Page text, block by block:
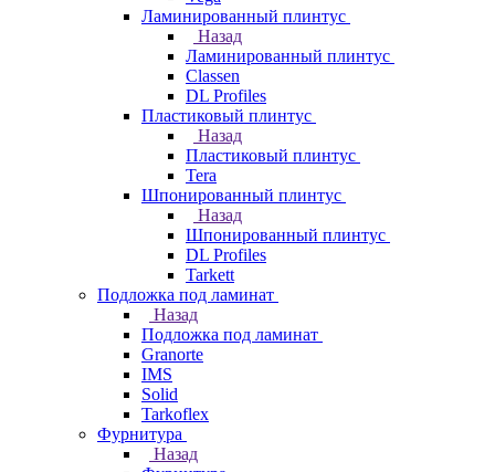
Ламинированный плинтус
Назад
Ламинированный плинтус
Classen
DL Profiles
Пластиковый плинтус
Назад
Пластиковый плинтус
Tera
Шпонированный плинтус
Назад
Шпонированный плинтус
DL Profiles
Tarkett
Подложка под ламинат
Назад
Подложка под ламинат
Granorte
IMS
Solid
Tarkoflex
Фурнитура
Назад